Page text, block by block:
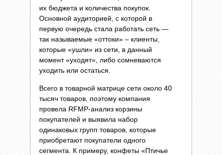
их бюджета и количества покупок.
Основной аудиторией, с которой в
первую очередь стала работать сеть —
так называемые «оттоки» – клиенты,
которые «ушли» из сети, в данный
момент «уходят», либо сомневаются
уходить или остаться.
Всего в товарной матрице сети около 40
тысяч товаров, поэтому компания
провела RFMP-анализ корзины
покупателей и выявила набор
одинаковых групп товаров, которые
приобретают покупатели одного
сегмента. К примеру, конфеты «Птичье